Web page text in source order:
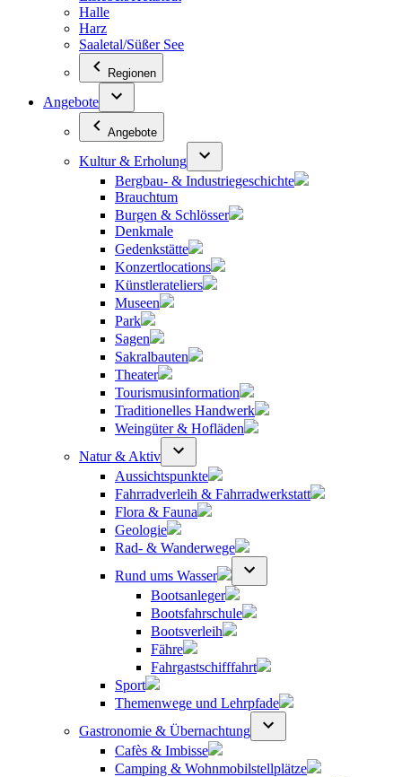
Halle
Harz
Saaletal/Süßer See
Regionen
Angebote
Angebote
Kultur & Erholung
Bergbau- & Industriegeschichte
Brauchtum
Burgen & Schlösser
Denkmale
Gedenkstätte
Konzertlocations
Künstlerateliers
Museen
Park
Sagen
Sakralbauten
Theater
Tourismusinformation
Traditionelles Handwerk
Weingüter & Hofläden
Natur & Aktiv
Aussichtspunkte
Fahrradverleih & Fahrradwerkstatt
Flora & Fauna
Geologie
Rad- & Wanderwege
Rund ums Wasser
Bootsanleger
Bootsfahrschule
Bootsverleih
Fähre
Fahrgastschifffahrt
Sport
Themenwege und Lehrpfade
Gastronomie & Übernachtung
Cafès & Imbisse
Camping & Wohnmobilstellplätze